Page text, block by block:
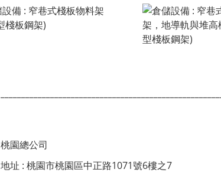
桃園總公司
地址 : 桃園市桃園區中正路1071號6樓之7